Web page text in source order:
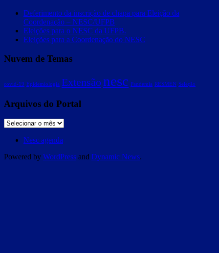
Deferimento da inscrição de chapa para Eleição da
Coordenação – NESC/UFPB
Eleições para o NESC da UFPB.
Eleições para a Coordenação do NESC
Nuvem de Temas
covid-19 Epidemiologia Extensão nesc Pandemia RESMEN Seleção
Arquivos do Portal
Nesc agenda
Powered by WordPress and Dynamic News.